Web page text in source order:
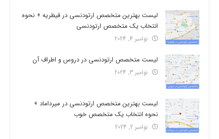
لیست بهترین متخصص ارتودنسی در قیطریه + نحوه
انتخاب یک متخصص ارتودنسی
نوامبر 4, 2024
لیست متخصص ارتودنسی در دروس و اطراف آن
نوامبر 3, 2024
لیست بهترین متخصص ارتودنسی در میرداماد +
نحوه انتخاب یک متخصص خوب
نوامبر 2, 2024